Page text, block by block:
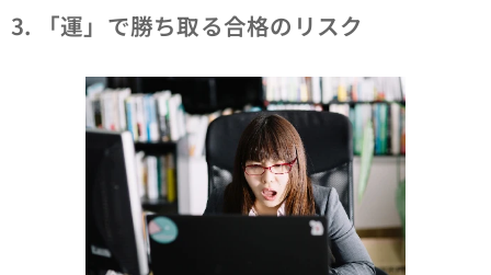
3. 「運」で勝ち取る合格のリスク